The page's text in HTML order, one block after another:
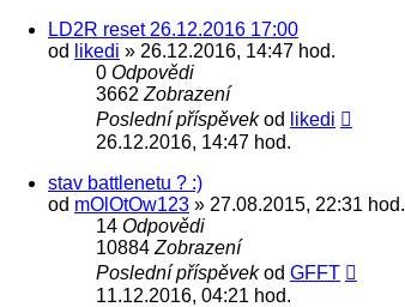
LD2R reset 26.12.2016 17:00
od
likedi » 26.12.2016, 14:47 hod.
0 Odpovědi
3662 Zobrazení
Poslední příspěvekod
likedi
26.12.2016, 14:47 hod.
stav battlenetu ? :)
od mOlOtOw123 » 27.08.2015, 22:31 hod.
14 Odpovědi
10884 Zobrazení
Poslední příspěvekod GFFT
11.12.2016, 04:21 hod.